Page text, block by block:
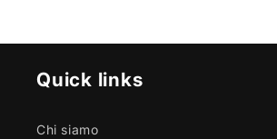
Quick links
Chi siamo